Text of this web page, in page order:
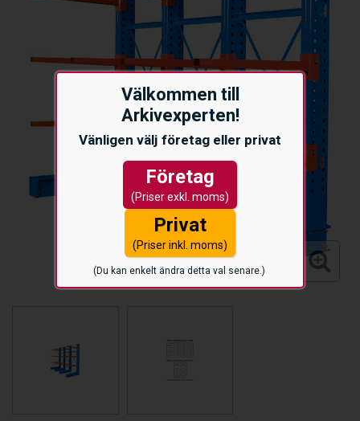
Välkommen till
Arkivexperten!
Vänligen välj företag eller privat
Företag
(Priser exkl. moms)
Privat
(Priser inkl. moms)
(Du kan enkelt ändra detta val senare.)